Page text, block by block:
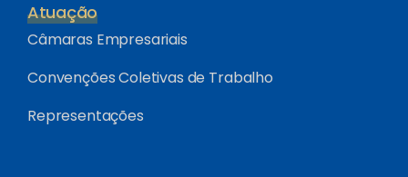
Atuação
Câmaras Empresariais
Convenções Coletivas de Trabalho
Representações